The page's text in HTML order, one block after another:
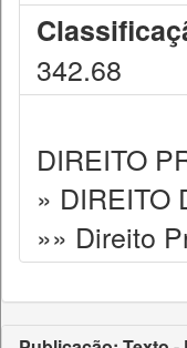
342.68
DIREITO
» DIREITO
»» Direito